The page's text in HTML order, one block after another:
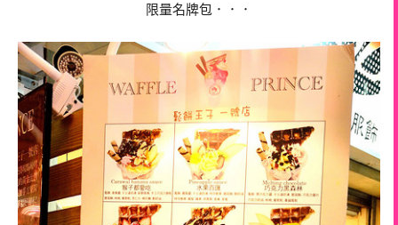
限量名牌包．．．